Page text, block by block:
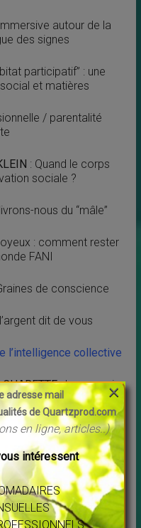
autour de la
des signes
participatif” : une
et matières
/ parentalité
: Quand le corps
sociale ?
nous du “mâle”
: comment rester
FANI
de conscience
dit de vous
l’intelligence collective
: Le pouvoir
l’attention
collective
émotionnelle ?
point Zéro
adresse mail
de Quartzprod.com
en ligne, articles..)
intéressent
×